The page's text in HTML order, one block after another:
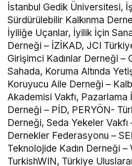
İstanbul Gedik Üniversitesi,
Sürdürülebilir Kalkınma
İyiliğe Uçanlar, İyilik İçin
Derneği – İZİKAD, JCI
Girişimci Kadınlar Derneği –
Sahada, Koruma Altında
Koruyucu Aile Derneği –
Akademisi Vakfı, Pazarlama
Derneği – PİD, PERYÖN-
Derneği, Seda Yekeler Vakfı
Dernekler Federasyonu –
Teknolojide Kadın Derneği –
TurkishWIN, Türkiye